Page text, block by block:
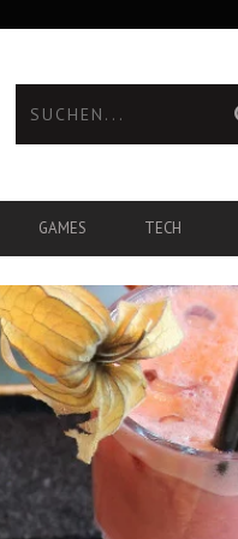
GAMES TECH